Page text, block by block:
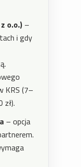
o.o.)–
i gdy
KRS (7–
– opcja